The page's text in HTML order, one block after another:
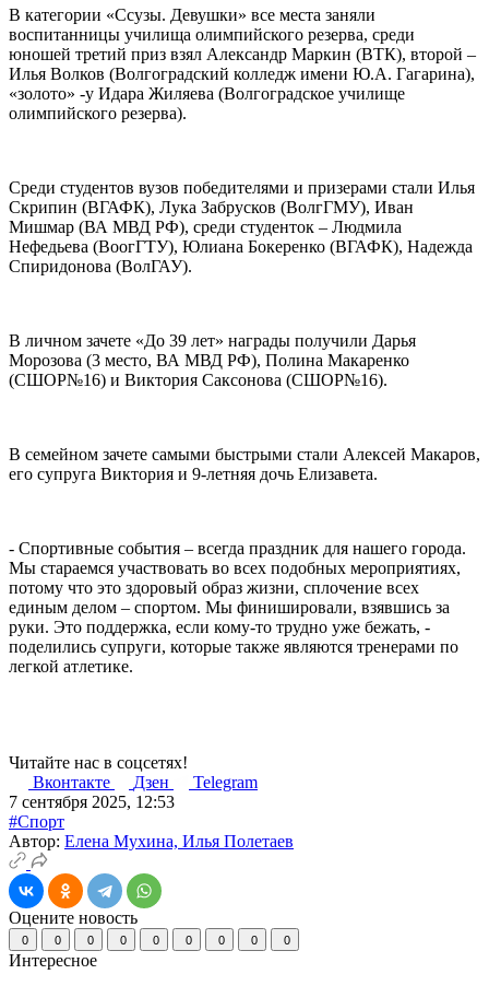
В категории «Ссузы. Девушки» все места заняли
воспитанницы училища олимпийского резерва, среди
юношей третий приз взял Александр Маркин (ВТК), второй –
Илья Волков (Волгоградский колледж имени Ю.А. Гагарина),
«золото» -у Идара Жиляева (Волгоградское училище
олимпийского резерва).
Среди студентов вузов победителями и призерами стали Илья
Скрипин (ВГАФК), Лука Забрусков (ВолгГМУ), Иван
Мишмар (ВА МВД РФ), среди студенток – Людмила
Нефедьева (ВоогГТУ), Юлиана Бокеренко (ВГАФК), Надежда
Спиридонова (ВолГАУ).
В личном зачете «До 39 лет» награды получили Дарья
Морозова (3 место, ВА МВД РФ), Полина Макаренко
(СШОР№16) и Виктория Саксонова (СШОР№16).
В семейном зачете самыми быстрыми стали Алексей Макаров,
его супруга Виктория и 9-летняя дочь Елизавета.
- Спортивные события – всегда праздник для нашего города.
Мы стараемся участвовать во всех подобных мероприятиях,
потому что это здоровый образ жизни, сплочение всех
единым делом – спортом. Мы финишировали, взявшись за
руки. Это поддержка, если кому-то трудно уже бежать, -
поделились супруги, которые также являются тренерами по
легкой атлетике.
Читайте нас в соцсетях!
Вконтакте
Дзен
Telegram
7 сентября 2025, 12:53
#Спорт
Автор: Елена Мухина, Илья Полетаев
Оцените новость
0 0 0 0 0 0 0 0 0
Интересное